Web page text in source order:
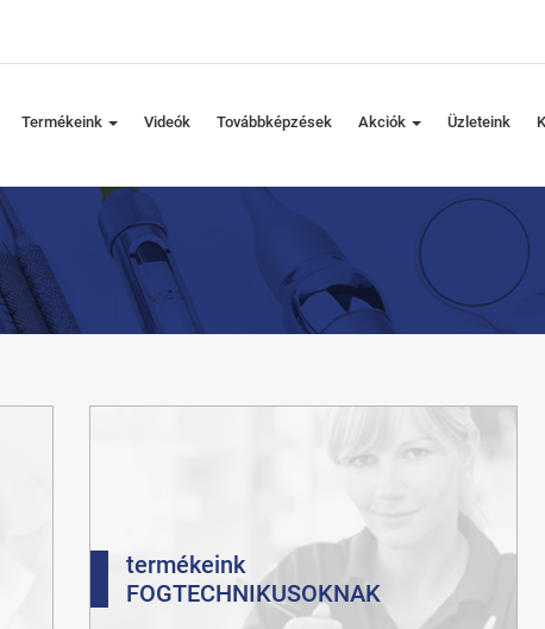
Termékeink Videók Továbbképzések Akciók Üzleteink
termékeink
FOGTECHNIKUSOKNAK